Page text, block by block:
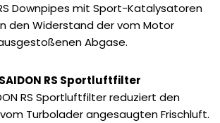
RS Downpipes mit Sport-Katalysatoren
den Widerstand der vom Motor
Abgase.
RS Sportluftfilter
RS Sportluftfilter reduziert den
Turbolader angesaugten Frischluft.